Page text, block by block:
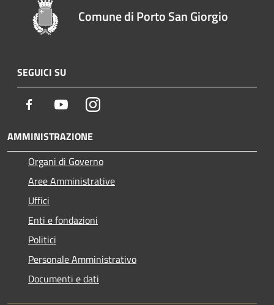
Comune di Porto San Giorgio
SEGUICI SU
Facebook YoutubeInstagram
AMMINISTRAZIONE
Organi di Governo
Aree Amministrative
Uffici
Enti e fondazioni
Politici
Personale Amministrativo
Documenti e dati